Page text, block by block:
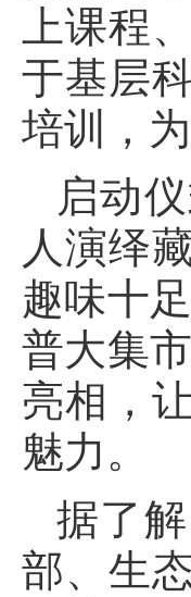
上课程
于基层
培训，
启动
人演绎
趣味十
普大集
亮相，
魅力。
据了
部、生